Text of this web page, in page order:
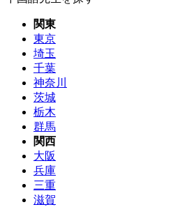
関東
東京
埼玉
千葉
神奈川
茨城
栃木
群馬
関西
大阪
兵庫
三重
滋賀